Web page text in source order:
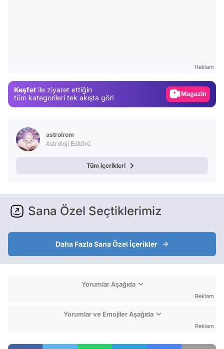
Reklam
Keşfet ile ziyaret ettiğin
tüm kategorileri tek akışta gör!
Magazin
astroirem
Astroloji Editörü
Tüm içerikleri
Sana Özel Seçtiklerimiz
Daha Fazla Sana Özel İçerikler
Yorumlar Aşağıda
Reklam
Yorumlar ve Emojiler Aşağıda
Reklam